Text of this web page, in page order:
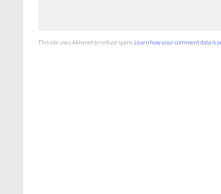
This site uses Akismet to reduce spam. Learn how your comment data is